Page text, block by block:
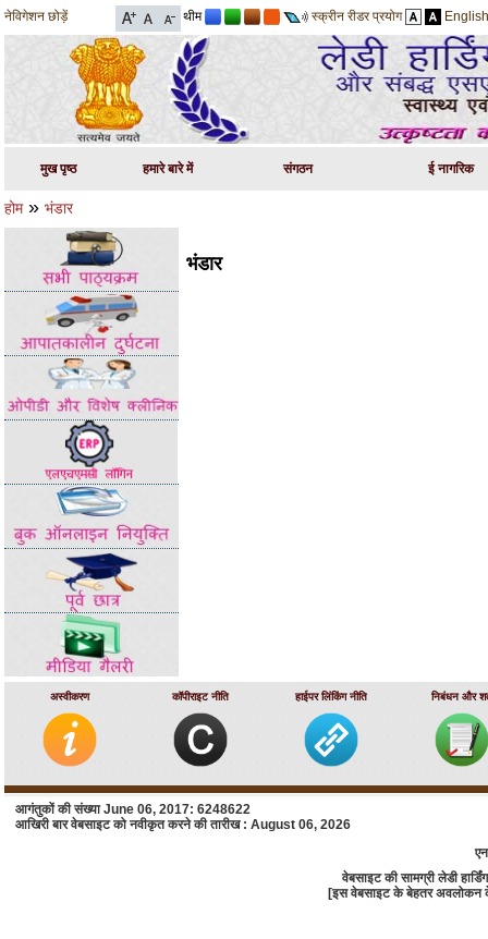
नेविगेशन छोड़ें थीम स्क्रीन रीडर प्रयोग English
मुख पृष्ठ हमारे बारे में संगठन ई नागरिक
होम» भंडार
भंडार
अस्वीकरण कॉपीराइट नीति हाईपर लिंकिंग नीति निबंधन और
आगंतुकों की संख्या June 06, 2017: 6248622
आखिरी बार वेबसाइट को नवीकृत करने की तारीख : August 06, 2026
वेबसाइट की सामग्री लेडी
[इस वेबसाइट के बेहतर अवलोकन